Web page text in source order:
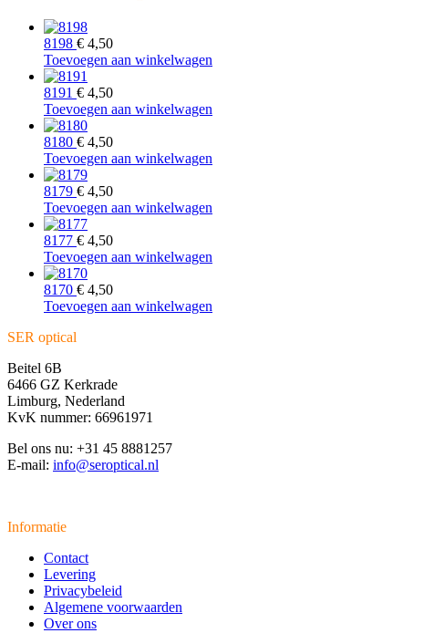
8198 € 4,50
Toevoegen aan winkelwagen
8191 € 4,50
Toevoegen aan winkelwagen
8180 € 4,50
Toevoegen aan winkelwagen
8179 € 4,50
Toevoegen aan winkelwagen
8177 € 4,50
Toevoegen aan winkelwagen
8170 € 4,50
Toevoegen aan winkelwagen
SER optical
Beitel 6B
6466 GZ Kerkrade
Limburg, Nederland
KvK nummer: 66961971
Bel ons nu: +31 45 8881257
E-mail: info@seroptical.nl
Informatie
Contact
Levering
Privacybeleid
Algemene voorwaarden
Over ons